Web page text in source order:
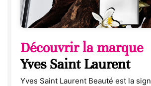
Découvrir la marque
Yves Saint Laurent
Yves Saint Laurent Beauté est la